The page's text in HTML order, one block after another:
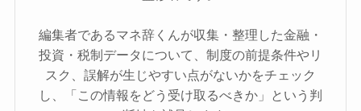
編集者であるマネ辞くんが収集・整理した金融・
投資・税制データについて、制度の前提条件やリ
スク、誤解が生じやすい点がないかをチェック
し、「この情報をどう受け取るべきか」という判